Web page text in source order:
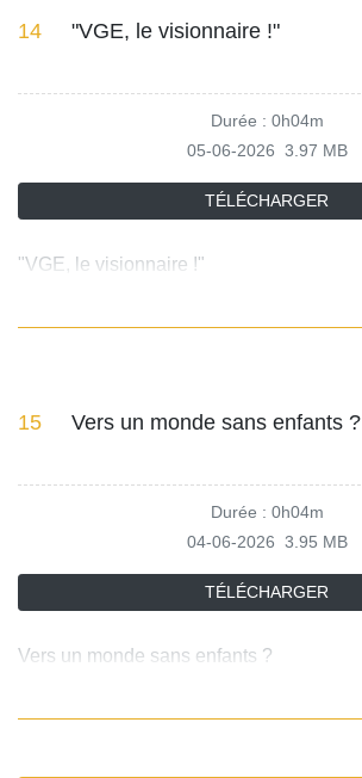
14 "VGE, le visionnaire !"
Durée : 0h04m
05-06-2026 3.97 MB
TÉLÉCHARGER
"VGE, le visionnaire !"
15 Vers un monde sans enfants ?
Durée : 0h04m
04-06-2026 3.95 MB
TÉLÉCHARGER
Vers un monde sans enfants ?